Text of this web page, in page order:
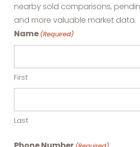
nearby sold comparisons,
and more valuable market data.
Name (Required)
First
Last